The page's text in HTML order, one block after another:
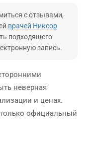
с отзывами,
врачей Никсор
подходящего
запись.
неверная
и ценах.
официальный